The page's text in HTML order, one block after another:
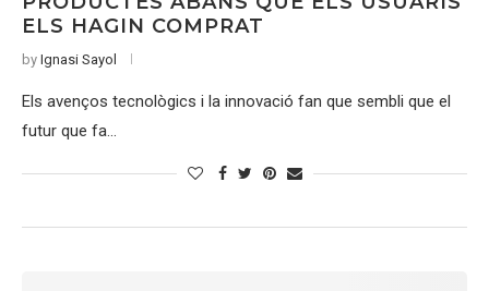
ELS HAGIN COMPRAT
by Ignasi Sayol
Els avenços tecnològics i la innovació fan que sembli que el
futur que fa…